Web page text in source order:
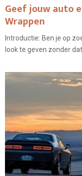
Geef jouw auto
Wrappen
Introductie: Ben je op
look te geven zonder